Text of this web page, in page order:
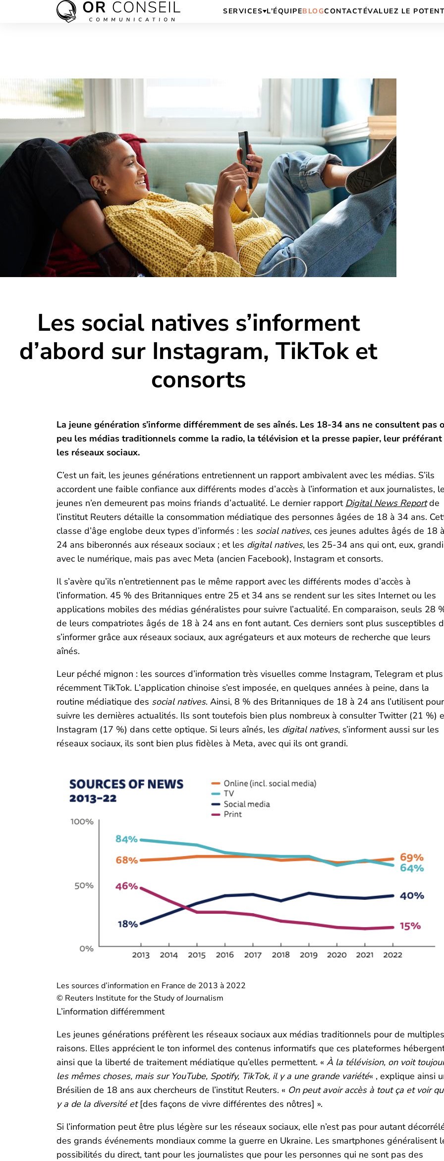
SERVICES L’ÉQUIPEBLOGCONTACTÉVALUEZ LE
Les social natives s’informent
d’abord sur Instagram, TikTok et
consorts
La jeune génération s’informe différemment de ses aînés. Les 18-34 ans ne consultent pas
peu les médias traditionnels comme la radio, la télévision et la presse papier, leur préférant
les réseaux sociaux.
C’est un fait, les jeunes générations entretiennent un rapport ambivalent avec les médias. S’ils
accordent une faible confiance aux différents modes d’accès à l’information et aux journalistes,
jeunes n’en demeurent pas moins friands d’actualité. Le dernier rapport Digital News Reportde
l’institut Reuters détaille la consommation médiatique des personnes âgées de 18 à 34 ans.
classe d’âge englobe deux types d’informés : les social natives, ces jeunes adultes âgés de 18
24 ans biberonnés aux réseaux sociaux ; et les digital natives, les 25-34 ans qui ont, eux, grandi
avec le numérique, mais pas avec Meta (ancien Facebook), Instagram et consorts.
Il s’avère qu’ils n’entretiennent pas le même rapport avec les différents modes d’accès à
l’information. 45 % des Britanniques entre 25 et 34 ans se rendent sur les sites Internet ou les
applications mobiles des médias généralistes pour suivre l’actualité. En comparaison, seuls 28
de leurs compatriotes âgés de 18 à 24 ans en font autant. Ces derniers sont plus susceptibles
s’informer grâce aux réseaux sociaux, aux agrégateurs et aux moteurs de recherche que leurs
aînés.
Leur péché mignon : les sources d’information très visuelles comme Instagram, Telegram et plus
récemment TikTok. L’application chinoise s’est imposée, en quelques années à peine, dans la
routine médiatique des social natives. Ainsi, 8 % des Britanniques de 18 à 24 ans l’utilisent pour
suivre les dernières actualités. Ils sont toutefois bien plus nombreux à consulter Twitter (21 %)
Instagram (17 %) dans cette optique. Si leurs aînés, les digital natives, s’informent aussi sur les
réseaux sociaux, ils sont bien plus fidèles à Meta, avec qui ils ont grandi.
Les sources d’information en France de 2013 à 2022
© Reuters Institute for the Study of Journalism
L’information différemment
Les jeunes générations préfèrent les réseaux sociaux aux médias traditionnels pour de multiples
raisons. Elles apprécient le ton informel des contenus informatifs que ces plateformes
ainsi que la liberté de traitement médiatique qu’elles permettent. « À la télévision, on voit
les mêmes choses, mais sur YouTube, Spotify, TikTok, il y a une grande variété« , explique ainsi
Brésilien de 18 ans aux chercheurs de l’institut Reuters. « On peut avoir accès à tout ça et voir
y a de la diversité et[des façons de vivre différentes des nôtres] ».
Si l’information peut être plus légère sur les réseaux sociaux, elle n’est pas pour autant
des grands événements mondiaux comme la guerre en Ukraine. Les smartphones généralisent
possibilités du direct, tant pour les journalistes que pour les personnes qui ne sont pas des